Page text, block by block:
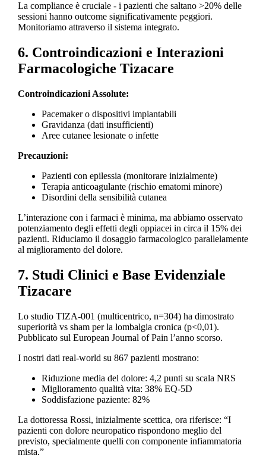
La compliance è cruciale - i pazienti che saltano >20% delle
sessioni hanno outcome significativamente peggiori.
Monitoriamo attraverso il sistema integrato.
6. Controindicazioni e Interazioni
Farmacologiche Tizacare
Controindicazioni Assolute:
Pacemaker o dispositivi impiantabili
Gravidanza (dati insufficienti)
Aree cutanee lesionate o infette
Precauzioni:
Pazienti con epilessia (monitorare inizialmente)
Terapia anticoagulante (rischio ematomi minore)
Disordini della sensibilità cutanea
L’interazione con i farmaci è minima, ma abbiamo osservato
potenziamento degli effetti degli oppiacei in circa il 15% dei
pazienti. Riduciamo il dosaggio farmacologico parallelamente
al miglioramento del dolore.
7. Studi Clinici e Base Evidenziale
Tizacare
Lo studio TIZA-001 (multicentrico, n=304) ha dimostrato
superiorità vs sham per la lombalgia cronica (p<0,01).
Pubblicato sul European Journal of Pain l’anno scorso.
I nostri dati real-world su 867 pazienti mostrano:
Riduzione media del dolore: 4,2 punti su scala NRS
Miglioramento qualità vita: 38% EQ-5D
Soddisfazione paziente: 82%
La dottoressa Rossi, inizialmente scettica, ora riferisce: “I
pazienti con dolore neuropatico rispondono meglio del
previsto, specialmente quelli con componente infiammatoria
mista.”